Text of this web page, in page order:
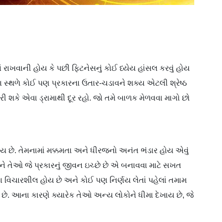
હોય કે પછી ફિટનેસનું કોઈ ધ્યેય હાંસલ કરવું હોય
સ્થળે કોઈ પણ પ્રકારના ઉતાર-ચડાવને શક્ય એટલી શ્રેષ્ઠ
એવા ડ્રામાથી દૂર રહો. જો તમે બાળક મેળવવા માગો છો
છે. તેમનામાં મક્કમતા અને ધીરજનો અનંત ભંડાર હોય એવું
તેઓ જે પ્રકારનું જીવન ઇચ્છે છે એ બનાવવા માટે સખત
હોય છે અને કોઈ પણ નિર્ણય લેતાં પહેલાં તમામ
છે. આના કારણે ક્યારેક તેઓ અન્ય લોકોને ધીમા દેખાય છે, જે